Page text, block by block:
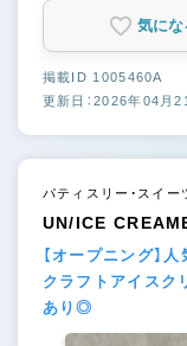
気にな
掲載ID 1005460A
更新日：2026年04月
パティスリー・スイー
UN/ICE
【オープニング】
クラフトアイスク
あり◎